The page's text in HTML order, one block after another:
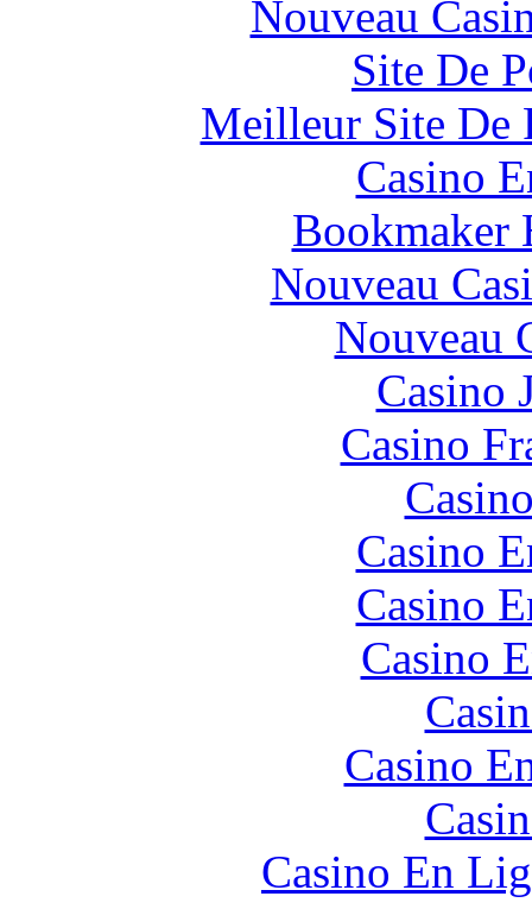
Nouveau
Site De
Meilleur Site De
Casino
Bookmaker
Nouveau
Nouveau
Casino
Casino
Casino
Casino
Casino
Casino
Casino En